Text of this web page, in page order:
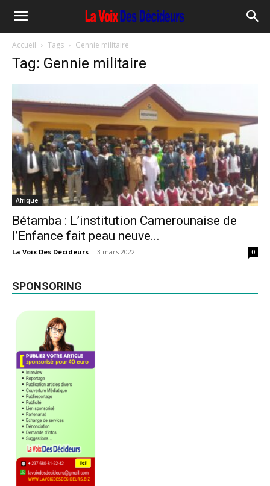
Accueil Tags Gennie militaire
Tag: Gennie militaire
Afrique
Bétamba : L’institution Camerounaise de
l’Enfance fait peau neuve...
La Voix Des Décideurs - 3 mars 2022 0
SPONSORING